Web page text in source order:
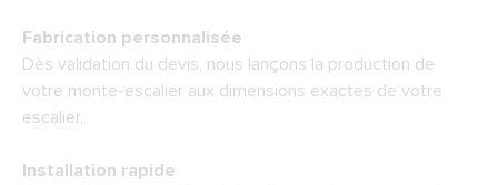
Fabrication personnalisée
Dès validation du devis, nous lançons la production de
votre monte-escalier aux dimensions exactes de votre
escalier.
Installation rapide